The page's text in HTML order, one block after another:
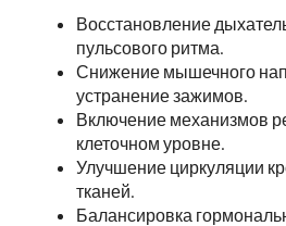
Восстановление
пульсового ритма.
Снижение мышечного
устранение зажимов.
Включение механизмов
клеточном уровне.
Улучшение циркуляции
тканей.
Балансировка